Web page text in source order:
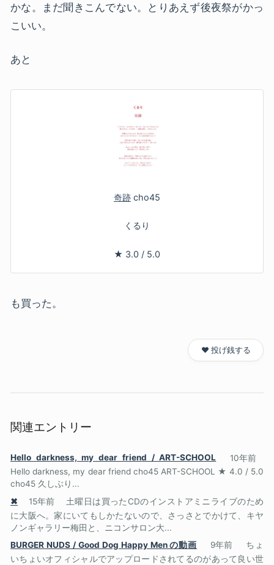
かな。まだ聞きこんでない。とりあえず後夜祭がかっ
こいい。
あと
奇跡 cho45
くるり
★ 3.0 / 5.0
も買った。
❤️ 投げ銭する
関連エントリー
Hello darkness, my dear friend / ART-SCHOOL
10年前
Hello darkness, my dear friend cho45 ART-SCHOOL ★ 4.0 / 5.0
cho45 久しぶり...
✖
15年前
土曜日は買ったCDのインストアミニライブのため
に大阪へ。家にいてもしかたないので、さっさとでかけて、キヤ
ノンギャラリー梅田と、ニコンサロン大...
BURGER NUDS / Good Dog Happy Men の動画
9年前
ちょ
いちょいオフィシャルでアップロードされてるのがあって良い世